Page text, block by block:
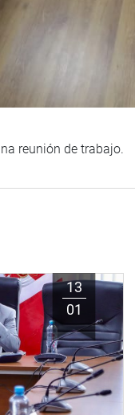
reunión de trabajo.
13
01